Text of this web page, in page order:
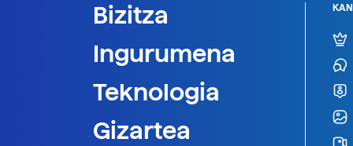
Bizitza
Ingurumena
Teknologia
Gizartea